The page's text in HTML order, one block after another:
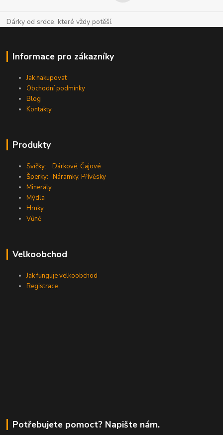
Dárky od srdce, které vždy potěší.
Informace pro zákazníky
Jak nakupovat
Obchodní podmínky
Blog
Kontakty
Produkty
Svíčky: Dárkové,Čajové
Šperky: Náramky,Přívěsky
Minerály
Mýdla
Hrnky
Vůně
Velkoobchod
Jak funguje velkoobchod
Registrace
Potřebujete pomoct? Napište nám.